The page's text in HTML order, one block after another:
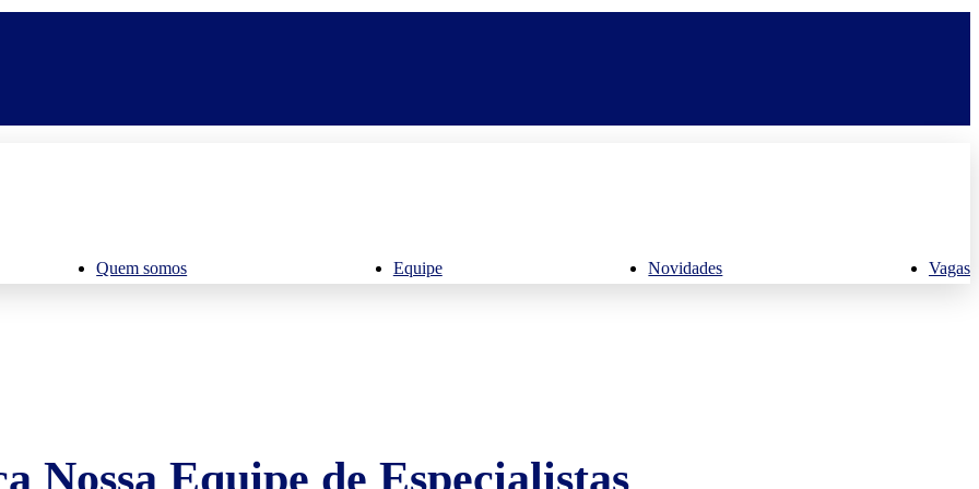
Quem somos Equipe Novidades Vagas
Nossa Equipe de Especialistas